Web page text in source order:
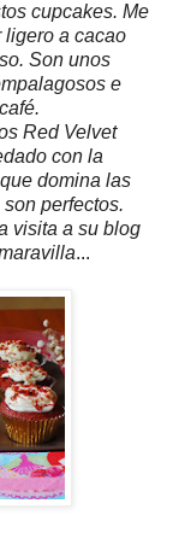
cupcakes. Me
ligero a cacao
Son unos
e
Red Velvet
con la
domina las
perfectos.
visita a su blog
...